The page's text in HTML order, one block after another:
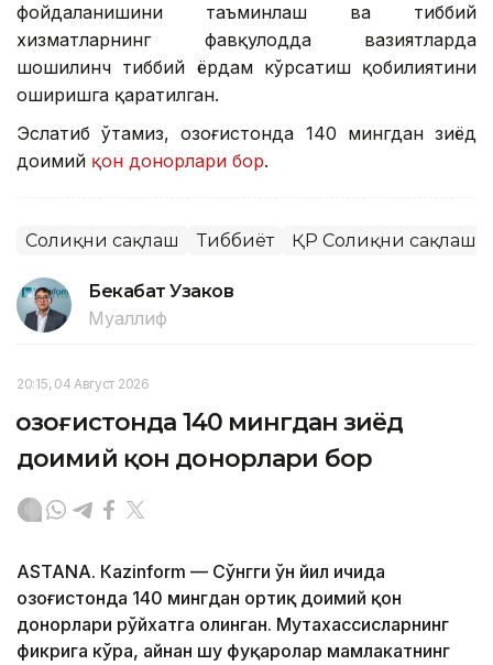
фойдаланишини таъминлаш ва тиббий
хизматларнинг фавқулодда вазиятларда
шошилинч тиббий ёрдам кўрсатиш қобилиятини
оширишга қаратилган.
Эслатиб ўтамиз, Қозоғистонда 140 мингдан зиёд
доимий қон донорлари бор.
Соғлиқни сақлаш Тиббиёт ҚР Соғлиқни сақлаш
Бекабат Узаков
Муаллиф
20:15, 04 Август 2026
Қозоғистонда 140 мингдан зиёд
доимий қон донорлари бор
ASTANА. Кazinform — Сўнгги ўн йил ичида
Қозоғистонда 140 мингдан ортиқ доимий қон
донорлари рўйхатга олинган. Мутахассисларнинг
фикрига кўра, айнан шу фуқаролар мамлакатнинг